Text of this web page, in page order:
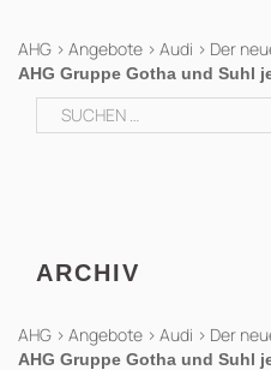
AHG > Angebote > Audi > Der
AHG Gruppe Gotha und Suhl
Suchen
nach:
ARCHIV
AHG > Angebote > Audi > Der
AHG Gruppe Gotha und Suhl